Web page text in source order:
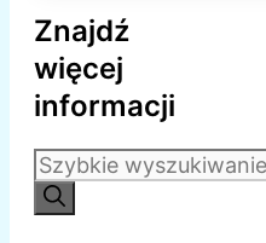
Znajdź
więcej
informacji
Szukaj: